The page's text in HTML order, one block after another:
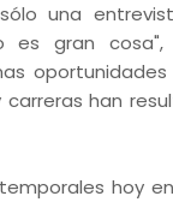
una
es gran
han
hoy